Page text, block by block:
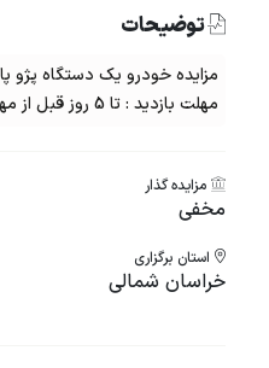
توضیحات
مهلت بازدید : تا 5 روز قبل از مهلت شرکت در مزایده
مزایده گذار
مخفی
استان برگزاری
خراسان شمالی